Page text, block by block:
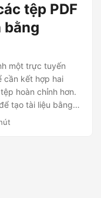
tệp PDF
một trực tuyến
cần kết hợp hai
hoàn chỉnh hơn.
tạo tài liệu bằng
chiếu dữ liệu